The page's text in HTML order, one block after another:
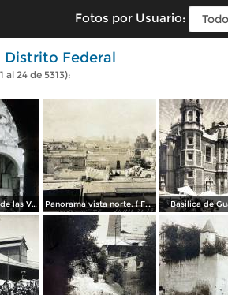
Fotos por Usuario:
Distrito Federal
24 de 5313):
Patio del colegio de las Vizcainas por el fotografo Hugo Brehme. Panorama vista norte. ( Fechada el 20 de Junio de 1905 ). Basilica de